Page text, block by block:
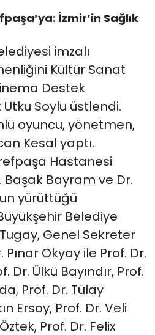
İzmir’in Sağlık
imzalı
Kültür Sanat
Destek
Soylu üstlendi.
oyuncu, yönetmen,
Kesal yaptı.
Hastanesi
Başak Bayram ve Dr.
yürüttüğü
Belediye
Genel Sekreter
Pınar Okyay ile Prof. Dr.
Dr. Ülkü Bayındır, Prof.
Prof. Dr. Tülay
Ersoy, Prof. Dr. Veli
Prof. Dr. Felix